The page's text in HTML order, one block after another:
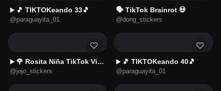
▶️ 🎵 TIKTOKeando 33🎵
@paraguayita_01
🗣️ TikTok Brainrot 💀
@dong_stickers
▶️ 🌹 Rosita Niña TikTok Viral 📱
@jojo_stickers
▶️ 🎵 TIKTOKeando 40🎵
@paraguayita_01